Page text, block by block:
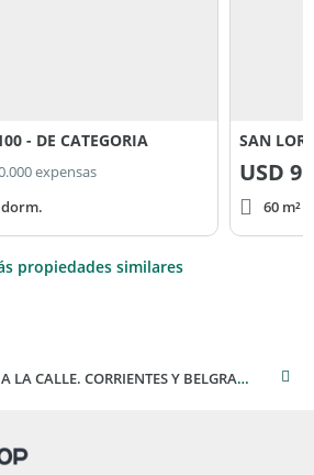
- DE CATEGORIA
expensas
SAN
USD
60 m²
propiedades similares
SEMIPISO 2 AMBIENTES A LA CALLE. CORRIENTES Y BELGRANO.